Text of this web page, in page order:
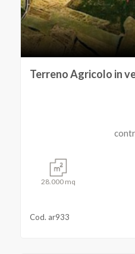
Terreno Agricolo in
28.000 mq
Cod. ar933